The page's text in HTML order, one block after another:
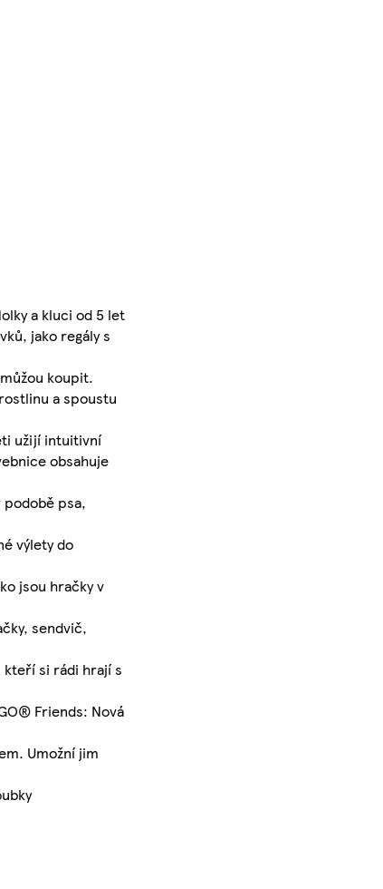
a kluci od 5 let
jako regály s
koupit.
a spoustu
užijí intuitivní
obsahuje
podobě psa,
výlety do
jsou hračky v
sendvič,
kteří si rádi hrají s
Friends: Nová
Umožní jim